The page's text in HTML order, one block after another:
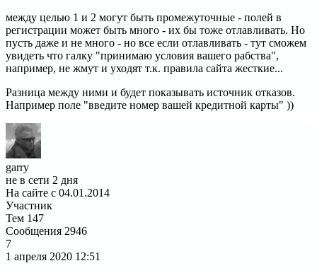
между целью 1 и 2 могут быть промежуточные - полей в
регистрации может быть много - их бы тоже отлавливать. Но
пусть даже и не много - но все если отлавливать - тут сможем
увидеть что галку "принимаю условия вашего рабства",
например, не жмут и уходят т.к. правила сайта жесткие...
Разница между ними и будет показывать источник отказов.
Например поле "введите номер вашей кредитной карты" ))
garry
не в сети 2 дня
На сайте с 04.01.2014
Участник
Тем 147
Сообщения 2946
7
1 апреля 2020 12:51